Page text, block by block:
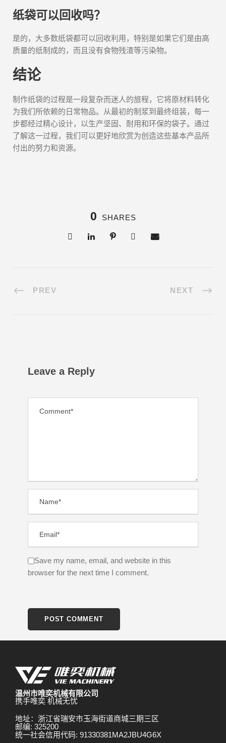
纸袋可以回收吗？
是的，大多数纸袋都可以回收利用，特别是如果它们是由高
质量的纸制成的，而且没有食物残渣等污染物。
结论
制作纸袋的过程是一段复杂而迷人的旅程，它将原材料转化
为我们所依赖的日常物品。从最初的制浆到最终组装，每一
步都经过精心设计，以生产坚固、耐用和环保的袋子。通过
了解这一过程，我们可以更好地欣赏为创造这些基本产品所
付出的努力和资源。
0 SHARES
PREV NEXT
Leave a Reply
Save my name, email, and website in this
browser for the next time I comment.
温州市唯奕机械有限公司
携手唯奕 机械无忧
地址：浙江省瑞安市玉海街道商城三期三区
邮编: 325200
统一社会信用代码: 91330381MA2JBU4G6X